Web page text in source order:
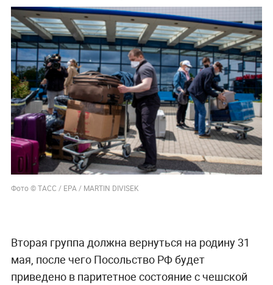
Фото © ТАСС / EPA / MARTIN DIVISEK
Вторая группа должна вернуться на родину 31
мая, после чего Посольство РФ будет
приведено в паритетное состояние с чешской